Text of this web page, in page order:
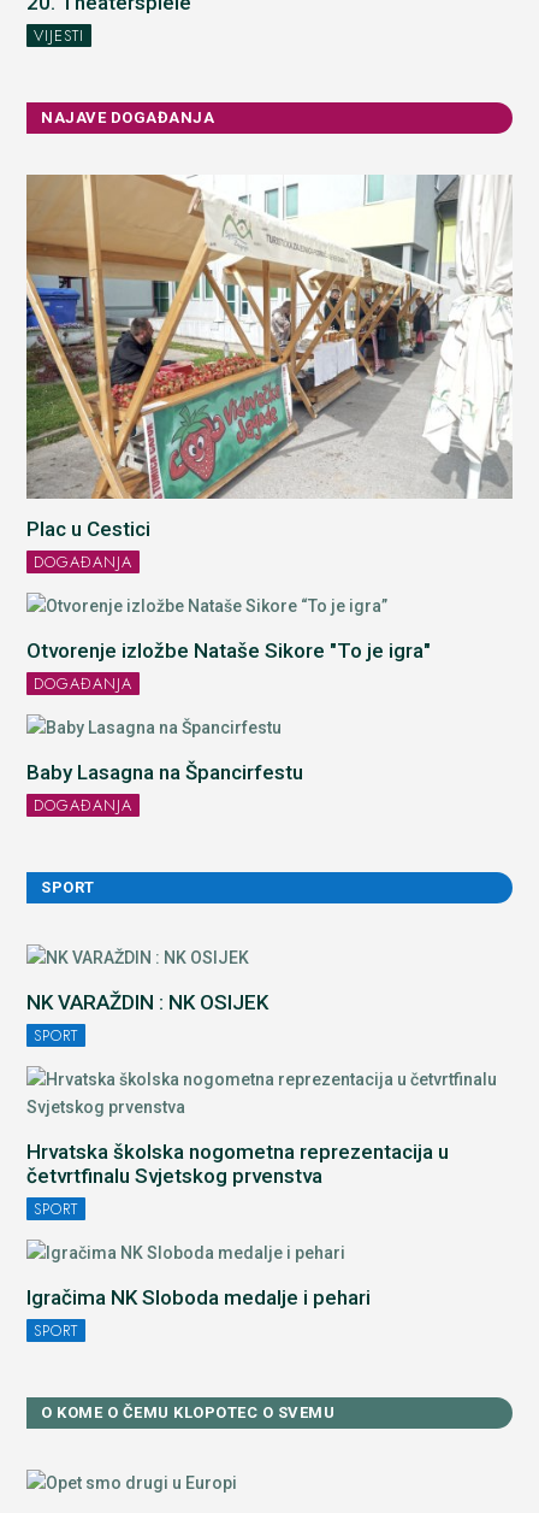
VIJESTI
NAJAVE DOGAĐANJA
Plac u Cestici
DOGAĐANJA
Otvorenje izložbe Nataše Sikore "To je igra"
DOGAĐANJA
Baby Lasagna na Špancirfestu
DOGAĐANJA
SPORT
NK VARAŽDIN : NK OSIJEK
SPORT
Hrvatska školska nogometna reprezentacija u
četvrtfinalu Svjetskog prvenstva
SPORT
Igračima NK Sloboda medalje i pehari
SPORT
O KOME O ČEMU KLOPOTEC O SVEMU